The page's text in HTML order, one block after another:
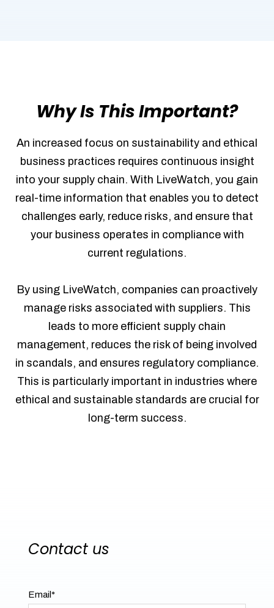
Why Is This Important?
An increased focus on sustainability and ethical
business practices requires continuous insight
into your supply chain. With LiveWatch, you gain
real-time information that enables you to detect
challenges early, reduce risks, and ensure that
your business operates in compliance with
current regulations.
By using LiveWatch, companies can proactively
manage risks associated with suppliers. This
leads to more efficient supply chain
management, reduces the risk of being involved
in scandals, and ensures regulatory compliance.
This is particularly important in industries where
ethical and sustainable standards are crucial for
long-term success.
Contact us
Email*